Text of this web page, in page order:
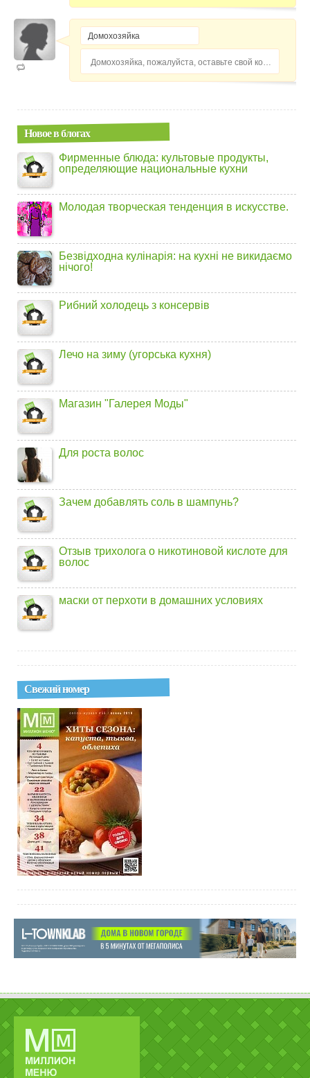
Домохозяйка, пожалуйста, оставьте свой комментарий...
Новое в блогах
Фирменные блюда: культовые продукты,
определяющие национальные кухни
Молодая творческая тенденция в искусстве.
Безвідходна кулінарія: на кухні не викидаємо
нічого!
Рибний холодець з консервів
Лечо на зиму (угорська кухня)
Магазин "Галерея Моды"
Для роста волос
Зачем добавлять соль в шампунь?
Отзыв трихолога о никотиновой кислоте для
волос
маски от перхоти в домашних условиях
Свежий номер